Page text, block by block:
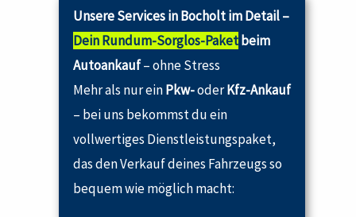
Unsere Services in Bocholt im Detail –
Dein Rundum-Sorglos-Paketbeim
Autoankauf– ohne Stress
Mehr als nur einPkw-oderKfz-Ankauf
– bei uns bekommst du ein
vollwertiges Dienstleistungspaket,
das den Verkauf deines Fahrzeugs so
bequem wie möglich macht: